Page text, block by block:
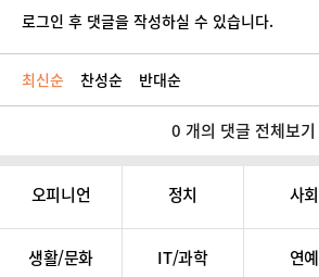
로그인 후 댓글을 작성하실 수 있습니다.
최신순 찬성순 반대순
0 개의 댓글 전체보기
오피니언 정치 사회
생활/문화 IT/과학 연예